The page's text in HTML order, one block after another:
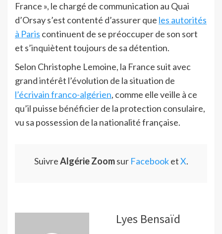
France », le chargé de communication au Quai
d’Orsay s’est contenté d’assurer que les autorités
à Paris continuent de se préoccuper de son sort
et s’inquiètent toujours de sa détention.
Selon Christophe Lemoine, la France suit avec
grand intérêt l’évolution de la situation de
l’écrivain franco-algérien, comme elle veille à ce
qu’il puisse bénéficier de la protection consulaire,
vu sa possession de la nationalité française.
SuivreAlgérie Zoomsur FacebooketX.
Lyes Bensaïd